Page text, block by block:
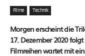
Filme Technik
Morgen erscheint die
17. Dezember 2020
Filmreihen wartet mit